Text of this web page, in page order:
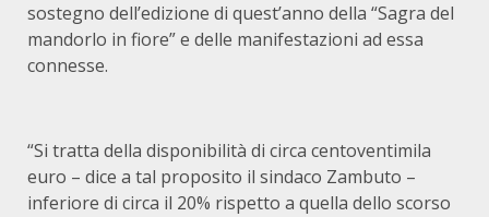
sostegno dell’edizione di quest’anno della “Sagra del
mandorlo in fiore” e delle manifestazioni ad essa
connesse.
“Si tratta della disponibilità di circa centoventimila
euro – dice a tal proposito il sindaco Zambuto –
inferiore di circa il 20% rispetto a quella dello scorso